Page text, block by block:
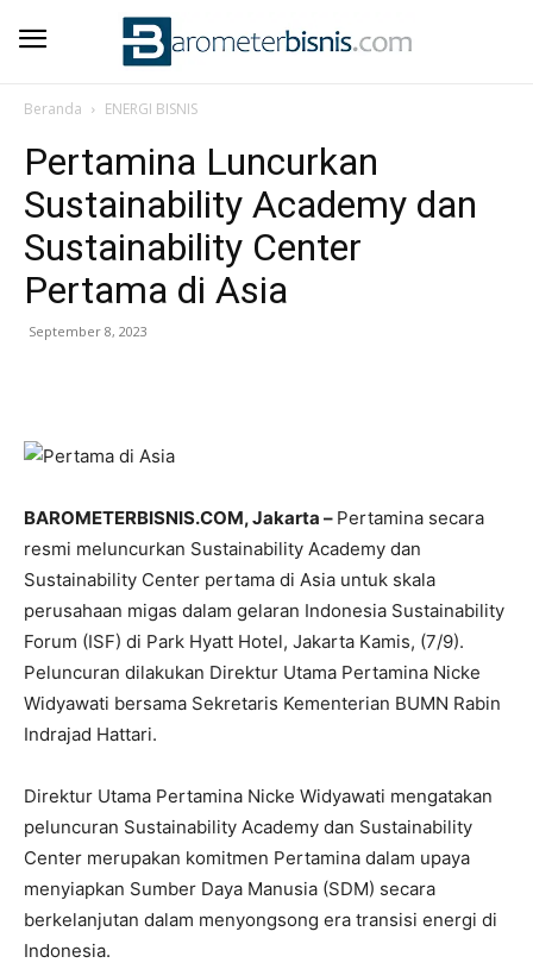
Beranda ENERGI BISNIS
Pertamina Luncurkan
Sustainability Academy dan
Sustainability Center
Pertama di Asia
September 8, 2023
BAROMETERBISNIS.COM, Jakarta – Pertamina secara
resmi meluncurkan Sustainability Academy dan
Sustainability Center pertama di Asia untuk skala
perusahaan migas dalam gelaran Indonesia Sustainability
Forum (ISF) di Park Hyatt Hotel, Jakarta Kamis, (7/9).
Peluncuran dilakukan Direktur Utama Pertamina Nicke
Widyawati bersama Sekretaris Kementerian BUMN Rabin
Indrajad Hattari.
Direktur Utama Pertamina Nicke Widyawati mengatakan
peluncuran Sustainability Academy dan Sustainability
Center merupakan komitmen Pertamina dalam upaya
menyiapkan Sumber Daya Manusia (SDM) secara
berkelanjutan dalam menyongsong era transisi energi di
Indonesia.